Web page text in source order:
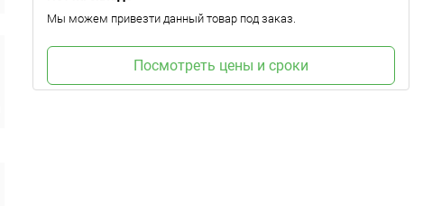
Мы можем привезти данный товар под заказ.
Посмотреть цены и сроки